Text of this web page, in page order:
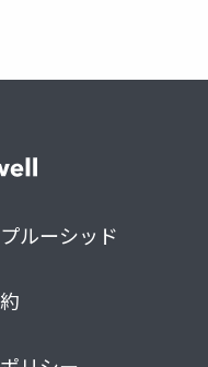
ルーシッド